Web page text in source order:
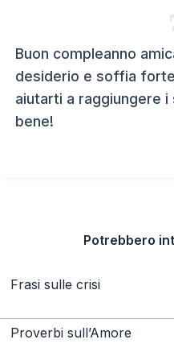
Buon compleanno
desiderio e soffia
aiutarti a raggiungere i
bene!
Potrebbero
Frasi sulle crisi
Proverbi sull’Amore